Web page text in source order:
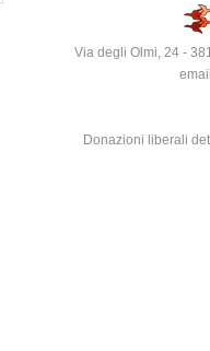
Via degli Olmi, 24 -
Donazioni liberali